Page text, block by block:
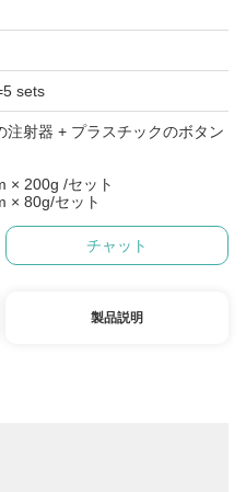
sets
注射器 + プラスチックのボタン
× 200g /セット
× 80g/セット
チャット
製品説明